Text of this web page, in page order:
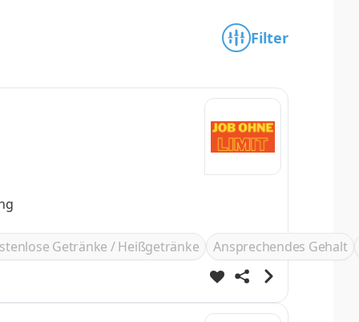
Filter
Getränke / Heißgetränke Ansprechendes Gehalt